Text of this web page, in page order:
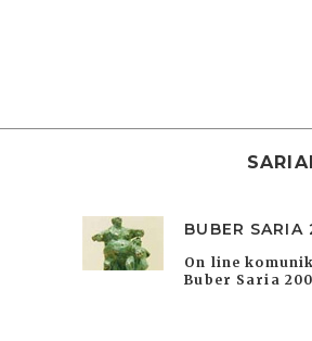
BUBER SARIA
On line
Buber Saria